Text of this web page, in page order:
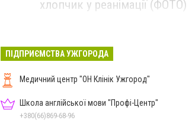
хлопчик у реанімації (ФОТО)
полеглим захисником
Артемом Ромчаком
19 липня
ПІДПРИЄМСТВА УЖГОРОДА
Медичний центр "ОН Клінік Ужгород"
Школа англійської мови "Профі-Центр"
+380(66)869-68-96